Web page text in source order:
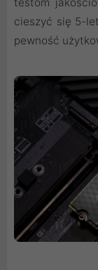
cieszyć się 5-
pewność